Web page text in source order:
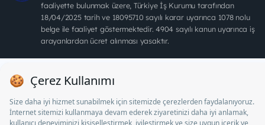
faaliyette bulunmak üzere, Türkiye İş Kurumu tarafından
18/04/2025 tarih ve 18095710 sayılı karar uyarınca 1078 nolu
belge ile faaliyet göstermektedir. 4904 sayılı kanun uyarınca iş
arayanlardan ücret alınması yasaktır.